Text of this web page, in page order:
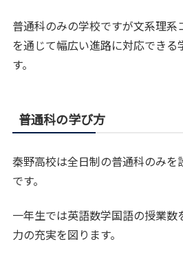
普通科のみの学校ですが文系理系
を通じて幅広い進路に対応できる
す。
普通科の学び方
秦野高校は全日制の普通科のみを
です。
一年生では英語数学国語の授業数
力の充実を図ります。